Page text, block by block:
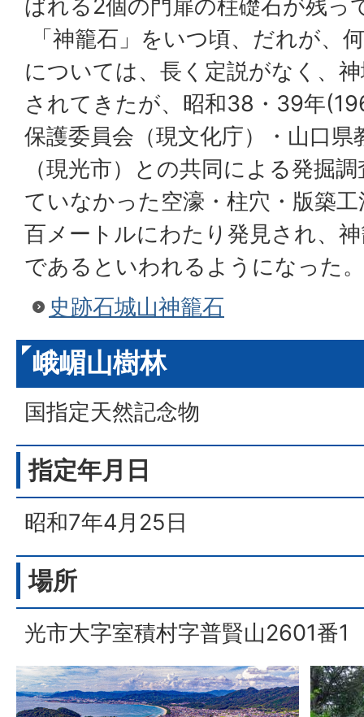
ばれる2個の門扉の柱礎石が残っ
「神籠石」をいつ頃、だれが、
については、長く定説がなく、
されてきたが、昭和38・39年
保護委員会（現文化庁）・山口県
（現光市）との共同による発掘
ていなかった空濠・柱穴・版築
百メートルにわたり発見され、
であるといわれるようになった。
史跡石城山神籠石
峨嵋山樹林
国指定天然記念物
指定年月日
昭和7年4月25日
場所
光市大字室積村字普賢山2601番1